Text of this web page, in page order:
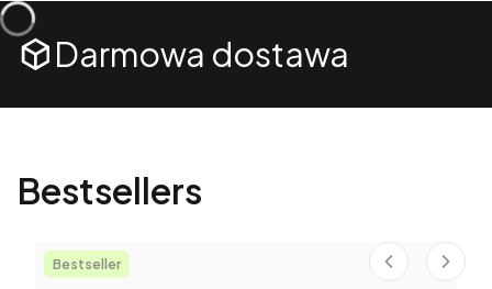
Darmowa dostawa
Bestsellers
Bestseller